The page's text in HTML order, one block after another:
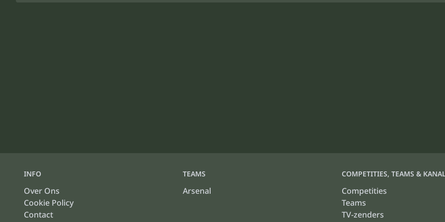
INFO
Over Ons
Cookie Policy
Contact
TEAMS
Arsenal
COMPETITIES, TEAMS &
Competities
Teams
TV-zenders